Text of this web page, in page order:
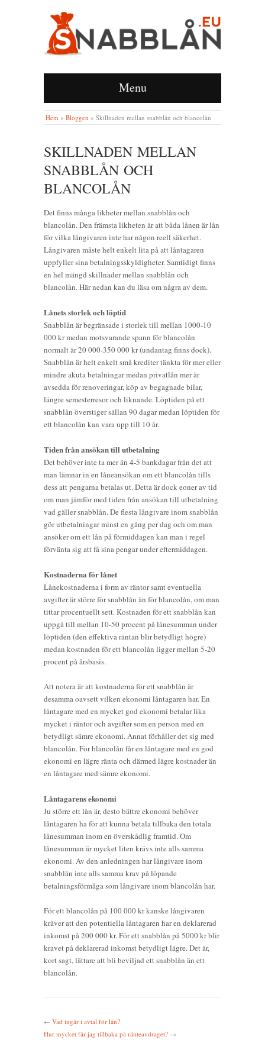
Menu
Hem » Bloggen » Skillnaden mellan snabblån och blancolån
SKILLNADEN MELLAN
SNABBLÅN OCH
BLANCOLÅN
Det finns många likheter mellan snabblån och
blancolån. Den främsta likheten är att båda lånen är lån
för vilka långivaren inte har någon reell säkerhet.
Långivaren måste helt enkelt lita på att låntagaren
uppfyller sina betalningsskyldigheter. Samtidigt finns
en hel mängd skillnader mellan snabblån och
blancolån. Här nedan kan du läsa om några av dem.
Lånets storlek och löptid
Snabblån är begränsade i storlek till mellan 1000-10
000 kr medan motsvarande spann för blancolån
normalt är 20 000-350 000 kr (undantag finns dock).
Snabblån är helt enkelt små krediter tänkta för mer eller
mindre akuta betalningar medan privatlån mer är
avsedda för renoveringar, köp av begagnade bilar,
längre semesterresor och liknande. Löptiden på ett
snabblån överstiger sällan 90 dagar medan löptiden för
ett blancolån kan vara upp till 10 år.
Tiden från ansökan till utbetalning
Det behöver inte ta mer än 4-5 bankdagar från det att
man lämnar in en låneansökan om ett blancolån tills
dess att pengarna betalas ut. Detta är dock eoner av tid
om man jämför med tiden från ansökan till utbetalning
vad gäller snabblån. De flesta långivare inom snabblån
gör utbetalningar minst en gång per dag och om man
ansöker om ett lån på förmiddagen kan man i regel
förvänta sig att få sina pengar under eftermiddagen.
Kostnaderna för lånet
Lånekostnaderna i form av räntor samt eventuella
avgifter är större för snabblån än för blancolån, om man
tittar procentuellt sett. Kostnaden för ett snabblån kan
uppgå till mellan 10-50 procent på lånesumman under
löptiden (den effektiva räntan blir betydligt högre)
medan kostnaden för ett blancolån ligger mellan 5-20
procent på årsbasis.
Att notera är att kostnaderna för ett snabblån är
desamma oavsett vilken ekonomi låntagaren har. En
låntagare med en mycket god ekonomi betalar lika
mycket i räntor och avgifter som en person med en
betydligt sämre ekonomi. Annat förhåller det sig med
blancolån. För blancolån får en låntagare med en god
ekonomi en lägre ränta och därmed lägre kostnader än
en låntagare med sämre ekonomi.
Låntagarens ekonomi
Ju större ett lån är, desto bättre ekonomi behöver
låntagaren ha för att kunna betala tillbaka den totala
lånesumman inom en överskådlig framtid. Om
lånesumman är mycket liten krävs inte alls samma
ekonomi. Av den anledningen har långivare inom
snabblån inte alls samma krav på löpande
betalningsförmåga som långivare inom blancolån har.
För ett blancolån på 100 000 kr kanske långivaren
kräver att den potentiella låntagaren har en deklarerad
inkomst på 200 000 kr. För ett snabblån på 5000 kr blir
kravet på deklarerad inkomst betydligt lägre. Det är,
kort sagt, lättare att bli beviljad ett snabblån än ett
blancolån.
← Vad ingår i avtal för lån?
Hur mycket får jag tillbaka på ränteavdraget? →